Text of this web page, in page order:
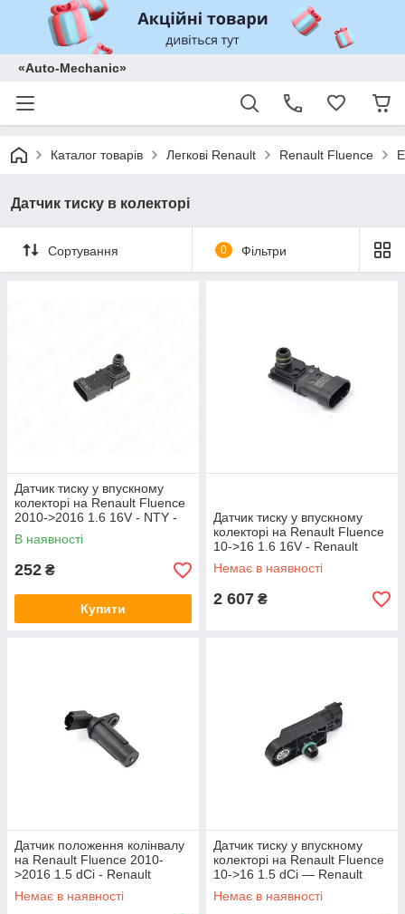
«Auto-Mechanic»
Каталог товарів Легкові Renault Renault Fluence
Датчик тиску в колекторі
Сортування 0 Фільтри
Датчик тиску у впускному
колекторі на Renault Fluence
2010->2016 1.6 16V - NTY -
ECM-RE-003
В наявності
252 ₴
Купити
Датчик тиску у впускному
колекторі на Renault Fluence
10->16 1.6 16V - Renault
(Оригінал) - 8200719629
Немає в наявності
2 607 ₴
Датчик положення колінвалу
на Renault Fluence 2010-
>2016 1.5 dCi - Renault
(Оригінал) - 8200434068
Немає в наявності
Датчик тиску у впускному
колекторі на Renault Fluence
10->16 1.5 dCi — Renault
(Оригінал) - 223650001R
Немає в наявності